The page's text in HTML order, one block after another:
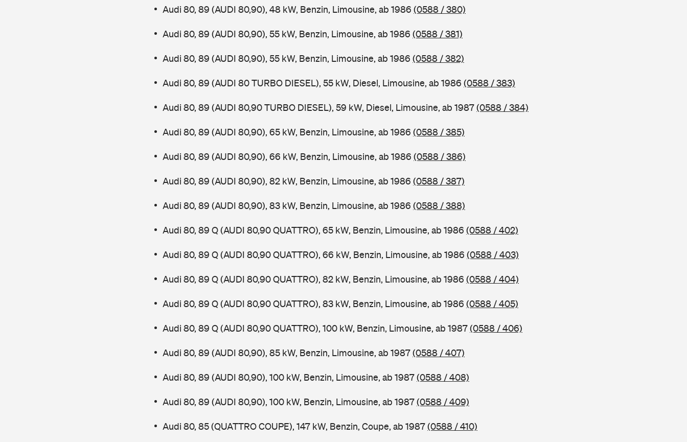
Audi 80, 89 (AUDI 80,90), 48 kW, Benzin, Limousine, ab 1986 (0588 / 380)
Audi 80, 89 (AUDI 80,90), 55 kW, Benzin, Limousine, ab 1986 (0588 / 381)
Audi 80, 89 (AUDI 80,90), 55 kW, Benzin, Limousine, ab 1986 (0588 / 382)
Audi 80, 89 (AUDI 80 TURBO DIESEL), 55 kW, Diesel, Limousine, ab 1986 (0588 / 383)
Audi 80, 89 (AUDI 80,90 TURBO DIESEL), 59 kW, Diesel, Limousine, ab 1987(0588 / 384)
Audi 80, 89 (AUDI 80,90), 65 kW, Benzin, Limousine, ab 1986 (0588 / 385)
Audi 80, 89 (AUDI 80,90), 66 kW, Benzin, Limousine, ab 1986 (0588 / 386)
Audi 80, 89 (AUDI 80,90), 82 kW, Benzin, Limousine, ab 1986 (0588 / 387)
Audi 80, 89 (AUDI 80,90), 83 kW, Benzin, Limousine, ab 1986 (0588 / 388)
Audi 80, 89 Q (AUDI 80,90 QUATTRO), 65 kW, Benzin, Limousine, ab 1986 (0588 / 402)
Audi 80, 89 Q (AUDI 80,90 QUATTRO), 66 kW, Benzin, Limousine, ab 1986 (0588 / 403)
Audi 80, 89 Q (AUDI 80,90 QUATTRO), 82 kW, Benzin, Limousine, ab 1986 (0588 / 404)
Audi 80, 89 Q (AUDI 80,90 QUATTRO), 83 kW, Benzin, Limousine, ab 1986 (0588 / 405)
Audi 80, 89 Q (AUDI 80,90 QUATTRO), 100 kW, Benzin, Limousine, ab 1987(0588 / 406)
Audi 80, 89 (AUDI 80,90), 85 kW, Benzin, Limousine, ab 1987(0588 / 407)
Audi 80, 89 (AUDI 80,90), 100 kW, Benzin, Limousine, ab 1987(0588 / 408)
Audi 80, 89 (AUDI 80,90), 100 kW, Benzin, Limousine, ab 1987(0588 / 409)
Audi 80, 85 (QUATTRO COUPE), 147 kW, Benzin, Coupe, ab 1987(0588 / 410)